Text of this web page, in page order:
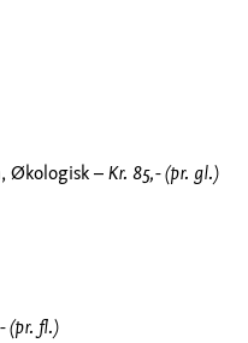
Økologisk –Kr. 85,- (pr. gl.)
(pr. fl.)